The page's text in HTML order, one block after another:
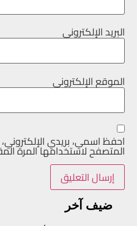
البريد الإلكتروني
الموقع الإلكتروني
احفظ اسمي، بريدي
المتصفح لاستخدامها المرة
ضيف آخر